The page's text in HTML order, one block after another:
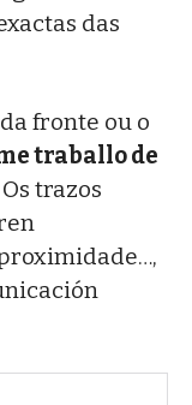
das
fronte ou o
traballo de
Os trazos